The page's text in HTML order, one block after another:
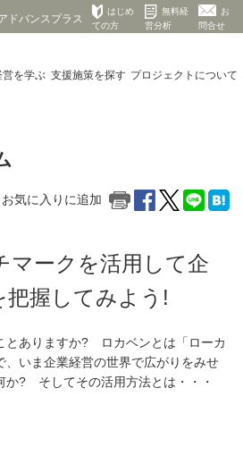
ドバンスプラス
はじめ
ての方
無料経
営分析
お
問合せ
営を学ぶ 支援施策を探す プロジェクト について
お気に入りに追加
マークを活用して企
把握してみよう!
とありますか? ロカベンとは「ローカ
、いま企業経営の世界で広がりをみせ
か? そしてその活用方法とは・・・